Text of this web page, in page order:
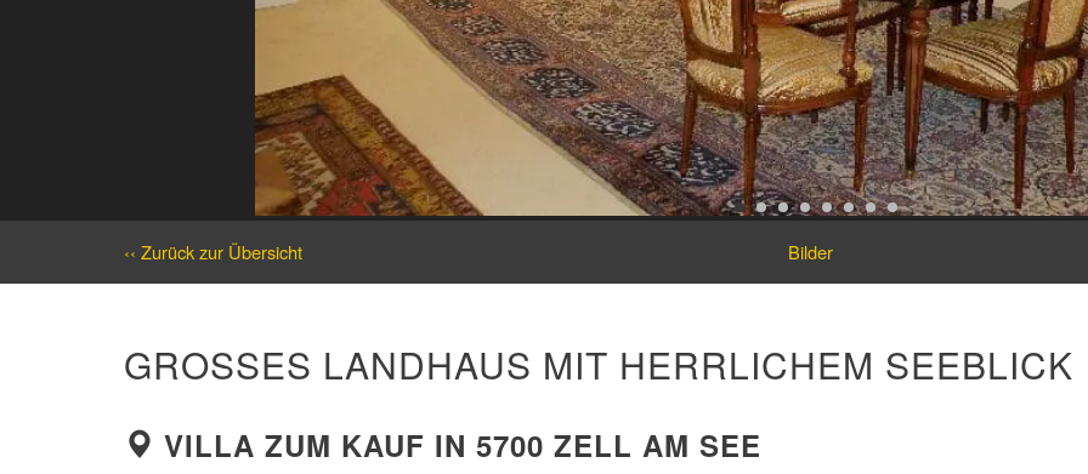
‹‹ Zurück zur Übersicht Bilder
GROSSES LANDHAUS MIT HERRLICHEM SEEBLICK
VILLA ZUM KAUF IN 5700 ZELL AM SEE